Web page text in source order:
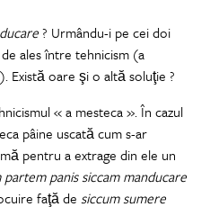
? Urmându-i pe cei doi
ales între tehnicism (a
Există oare şi o altă soluţie ?
« a mesteca ». În cazul
pâine uscată cum s-ar
pentru a extrage din ele un
panis siccam manducare
faţă de siccum sumere